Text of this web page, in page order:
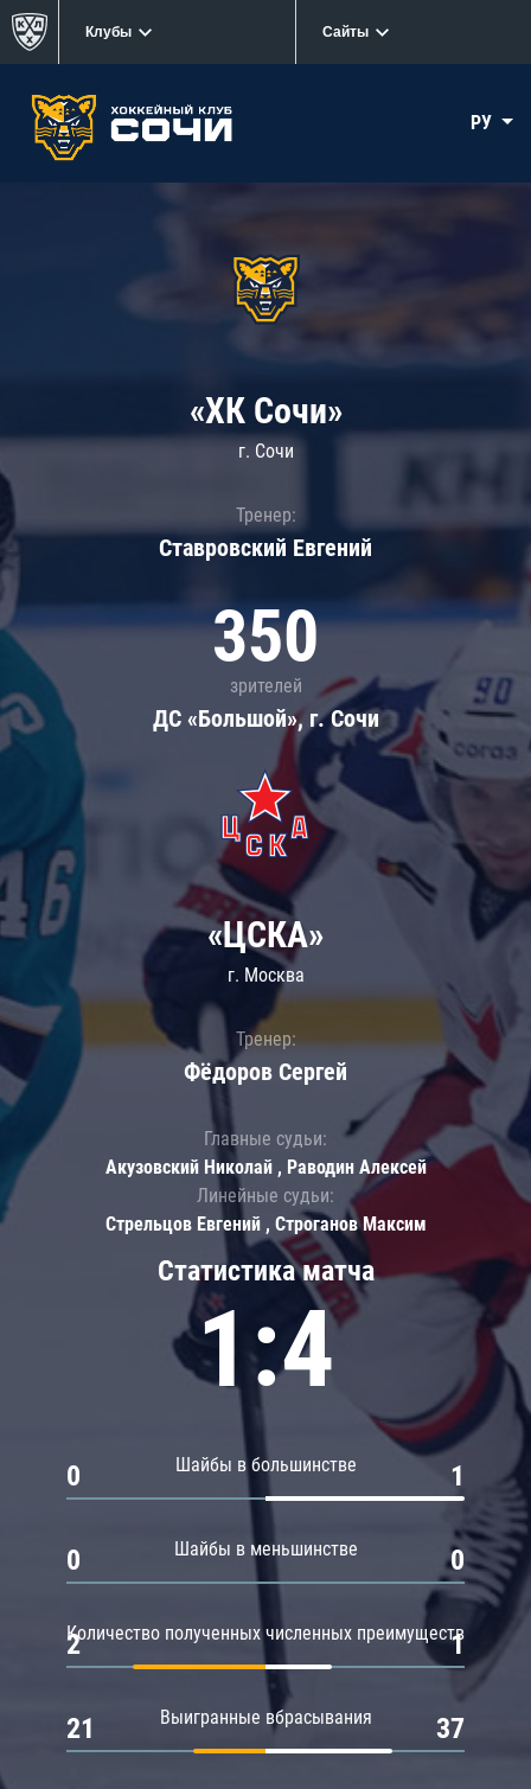
Клубы Сайты
РУ
«ХК Сочи»
г. Сочи
Тренер:
Ставровский Евгений
350
зрителей
ДС «Большой», г. Сочи
Статистика матча
1:4
Шайбы в большинстве
0 1
Шайбы в меньшинстве
0 0
Количество полученных численных преимуществ
2 1
Выигранные вбрасывания
21 37
«ЦСКА»
г. Москва
Тренер:
Фёдоров Сергей
Главные судьи:
Акузовский Николай , Раводин Алексей
Линейные судьи:
Стрельцов Евгений , Строганов Максим